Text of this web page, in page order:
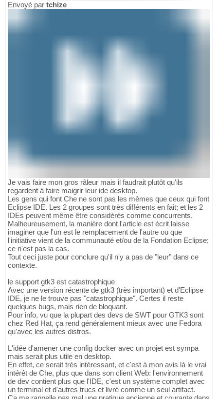
Envoyé par tchize_
Je vais faire mon gros râleur mais il faudrait plutôt qu'ils
regardent à faire maigrir leur ide desktop.
Les gens qui font Che ne sont pas les mêmes que ceux qui font
Eclipse IDE. Les 2 groupes sont très différents en fait; et les 2
IDEs peuvent même être considérés comme concurrents.
Malheureusement, la manière dont l'article est écrit laisse
imaginer que l'un est le remplacement de l'autre ou que
l'initiative vient de la communauté et/ou de la Fondation Eclipse;
ce n'est pas la cas.
Tout ceci juste pour conclure qu'il n'y a pas de "leur" dans ce
contexte.
le support gtk3 est catastrophique
Avec une version récente de gtk3 (très important) et d'Eclipse
IDE, je ne le trouve pas "catastrophique". Certes il reste
quelques bugs, mais rien de bloquant.
Pour info, vu que la plupart des devs de SWT pour GTK3 sont
chez Red Hat, ça rend généralement mieux avec une Fedora
qu'avec les autres distros.
L'idée d'amener une config docker avec un projet est sympa
mais serait plus utile en desktop.
En effet, ce serait très intéressant, et c'est à mon avis là le vrai
intérêt de Che, plus que dans son client Web: l'environnement
de dev contient plus que l'IDE, c'est un système complet avec
un terminal et d'autres trucs et livré comme un seul artifact.